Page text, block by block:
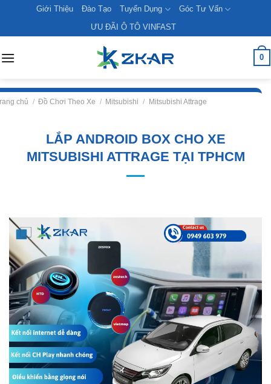
content
Giới Thiệu Đào Tạo Tuyển Dụng
Góc Tư Vấn
ƯU ĐÃI Ô TÔ VINFAST
0
chủ / Đồ Chơi Theo Xe / Mitsubishi / Mitsubishi Attrage
LẮP ANDROID BOX CHO XE
MITSUBISHI ATTRAGE TẠI TPHCM